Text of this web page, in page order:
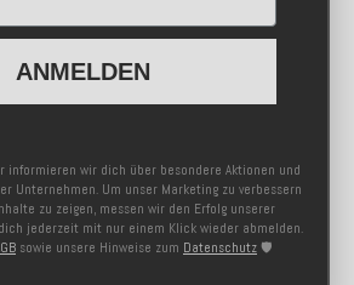
ANMELDEN
informieren wir dich über besondere Aktionen und
Unternehmen. Um unser Marketing zu verbessern
zu zeigen, messen wir den Erfolg unserer
jederzeit mit nur einem Klick wieder abmelden.
sowie unsere Hinweise zum Datenschutz 🛡️